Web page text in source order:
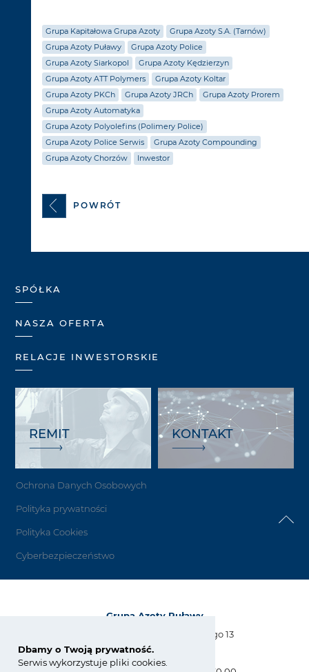
Dbamy o Twoją prywatność.
Serwis wykorzystuje pliki cookies.
Grupa Kapitałowa Grupa Azoty
Grupa Azoty S.A. (Tarnów)
Grupa Azoty Puławy
Grupa Azoty Police
Grupa Azoty Siarkopol
Grupa Azoty Kędzierzyn
Grupa Azoty ATT Polymers
Grupa Azoty Koltar
Grupa Azoty PKCh
Grupa Azoty JRCh
Grupa Azoty Prorem
Grupa Azoty Automatyka
Grupa Azoty Polyolefins (Polimery Police)
Grupa Azoty Police Serwis
Grupa Azoty Compounding
Grupa Azoty Chorzów
Inwestor
POWRÓT
SPÓŁKA
NASZA OFERTA
RELACJE INWESTORSKIE
REMIT KONTAKT
Ochrona Danych Osobowych
Polityka prywatności
Polityka Cookies
Cyberbezpieczeństwo
Grupa Azoty Puławy
Al. Tysiąclecia Państwa Polskiego 13
24-110 Puławy